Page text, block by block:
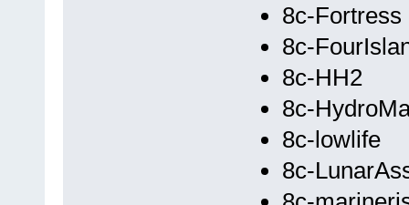
8c-Fortress
8c-
8c-HH2
8c-
8c-lowlife
8c-